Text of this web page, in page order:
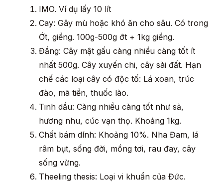
IMO. Ví dụ lấy 10 lít
Cay: Gây mù hoặc khó ăn cho sâu. Có trong
Ớt, giềng. 100g-500g ớt + 1kg giềng.
Đắng: Cây mật gấu càng nhiều càng tốt ít
nhất 500g. Cây xuyến chi, cây sài đất. Hạn
chế các loại cây có độc tố: Lá xoan, trúc
đào, mã tiền, thuốc lào.
Tinh dầu: Càng nhiều càng tốt như sả,
hương nhu, cúc vạn thọ. Khoảng 1kg.
Chất bám dính: Khoảng 10%. Nha Đam, lá
râm bụt, sống đời, mồng tơi, rau đay, cây
sống vừng.
Theeling thesis: Loại vi khuẩn của Đức.